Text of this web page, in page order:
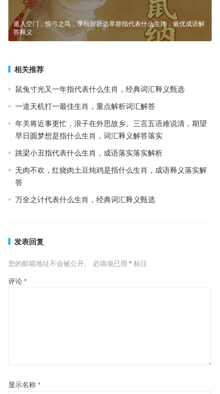
遁入空门，惊弓之鸟，季秋胶折边草腓指代表什么生肖，最优成语解
答释义
相关推荐
鼠兔寸光又一年指代表什么生肖，经典词汇释义甄选
一道天机打一最佳生肖，重点解析词汇解答
年关将近事更忙，浪子在外思故乡。三言五语难说清，期望
早日圆梦想是指什么生肖，词汇释义解答落实
跳梁小丑指代表什么生肖，成语落实落实解析
无肉不欢，红烧肉土豆炖鸡是指什么生肖，成语释义落实解
答
万全之计代表什么生肖，经典词汇释义甄选
发表回复
您的邮箱地址不会被公开。 必填项已用 *标注
评论 *
显示名称 *